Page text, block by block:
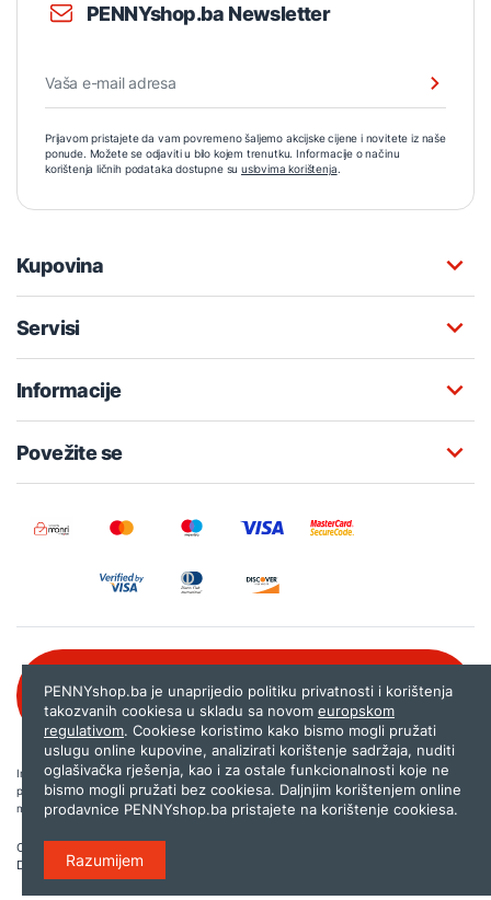
PENNYshop.ba Newsletter
Prijavom pristajete da vam povremeno šaljemo akcijske cijene i novitete iz naše
ponude. Možete se odjaviti u bilo kojem trenutku. Informacije o načinu
korištenja ličnih podataka dostupne su uslovima korištenja.
Kupovina
Servisi
Informacije
Povežite se
080 020 261
Internet trgovina PENNYshop.ba nastoji objavljivati samo provjerene i pravilne
podatke. Ako na našoj stranici otkrijete neistinite, odnosno neadekvatne informacije,
molimo vas da nam to javite nashop@pennyplus.com .
Copyright © 2026.
Dizajn i programiranje:
PENNYshop.ba je unaprijedio politiku privatnosti i korištenja
takozvanih cookiesa u skladu sa novom europskom
regulativom. Cookiese koristimo kako bismo mogli pružati
uslugu online kupovine, analizirati korištenje sadržaja, nuditi
oglašivačka rješenja, kao i za ostale funkcionalnosti koje ne
bismo mogli pružati bez cookiesa. Daljnjim korištenjem online
prodavnice PENNYshop.ba pristajete na korištenje cookiesa.
Razumijem